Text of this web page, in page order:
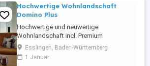
Hochwertige Wohnlandschaft
Domino Plus
Hochwertige und neuwertige
Wohnlandschaft incl. Premium
Fleckenschutz, Farbe Curry, B H T 250 85
190 cm, Sitztiefenverstellung der zwei
Einzelsitze, Sitzpolsterung Federkern,
Esslingen, Baden-Württemberg
1 Januar